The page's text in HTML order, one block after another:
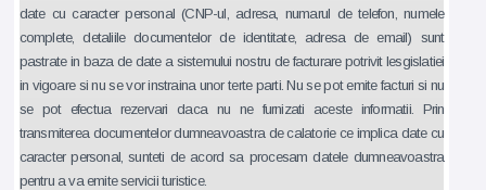
date cu caracter personal (CNP-ul, adresa, numarul de telefon, numele
complete, detaliile documentelor de identitate, adresa de email) sunt
pastrate in baza de date a sistemului nostru de facturare potrivit lesgislatiei
in vigoare si nu se vor instraina unor terte parti. Nu se pot emite facturi si nu
se pot efectua rezervari daca nu ne furnizati aceste informatii. Prin
transmiterea documentelor dumneavoastra de calatorie ce implica date cu
caracter personal, sunteti de acord sa procesam datele dumneavoastra
pentru a va emite servicii turistice.